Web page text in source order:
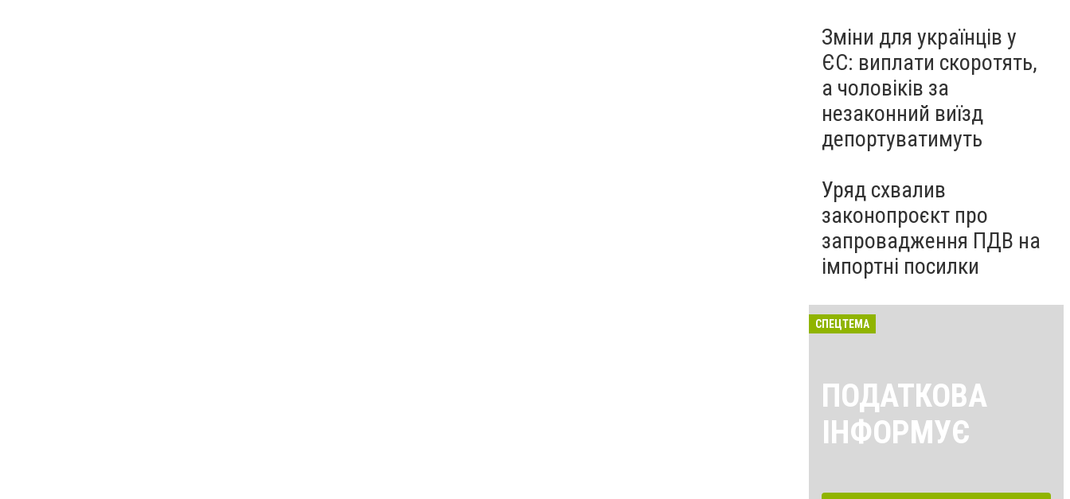
Зміни для українців у
ЄС: виплати скоротять,
а чоловіків за
незаконний виїзд
депортуватимуть
Уряд схвалив
законопроєкт про
запровадження ПДВ на
імпортні посилки
СПЕЦТЕМА
ПОДАТКОВА
ІНФОРМУЄ